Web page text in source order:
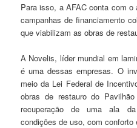
Para isso, a AFAC conta com
campanhas de financiamento
que viabilizam as obras de
A Novelis, líder mundial em
é uma dessas empresas. O
meio da Lei Federal de
obras de restauro do
recuperação de uma ala
condições de uso, com conforto